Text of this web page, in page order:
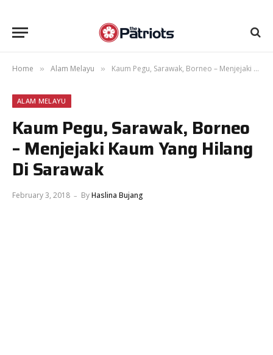
Home » Alam Melayu » Kaum Pegu, Sarawak, Borneo – Menjejaki Kaum Yang Hilang Di Sarawak
ALAM MELAYU
Kaum Pegu, Sarawak, Borneo
– Menjejaki Kaum Yang Hilang
Di Sarawak
February 3, 2018 ByHaslina Bujang